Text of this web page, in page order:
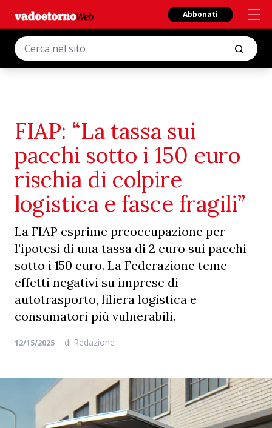
Abbonati
FIAP: “La tassa sui
pacchi sotto i 150 euro
rischia di colpire
logistica e fasce fragili”
La FIAP esprime preoccupazione per
l’ipotesi di una tassa di 2 euro sui pacchi
sotto i 150 euro. La Federazione teme
effetti negativi su imprese di
autotrasporto, filiera logistica e
consumatori più vulnerabili.
12/15/2025 di Redazione